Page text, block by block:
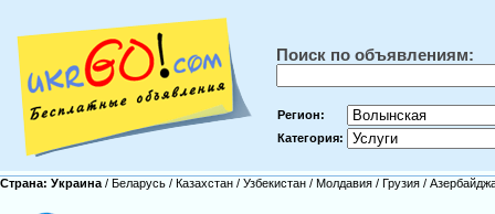
Поиск по объявлениям:
Регион:
Категория:
Страна: Украина / Беларусь / Казахстан / Узбекистан / Молдавия / Грузия /